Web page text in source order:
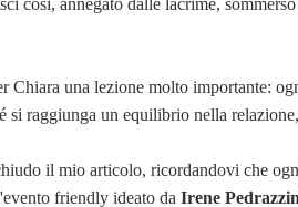
Chiara una lezione molto importante:
si raggiunga un equilibrio nella
il mio articolo, ricordandovi che
friendly ideato da Irene